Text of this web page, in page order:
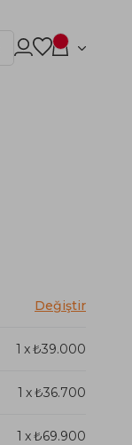
1 x₺39.000
1 x₺36.700
1 x₺69.900